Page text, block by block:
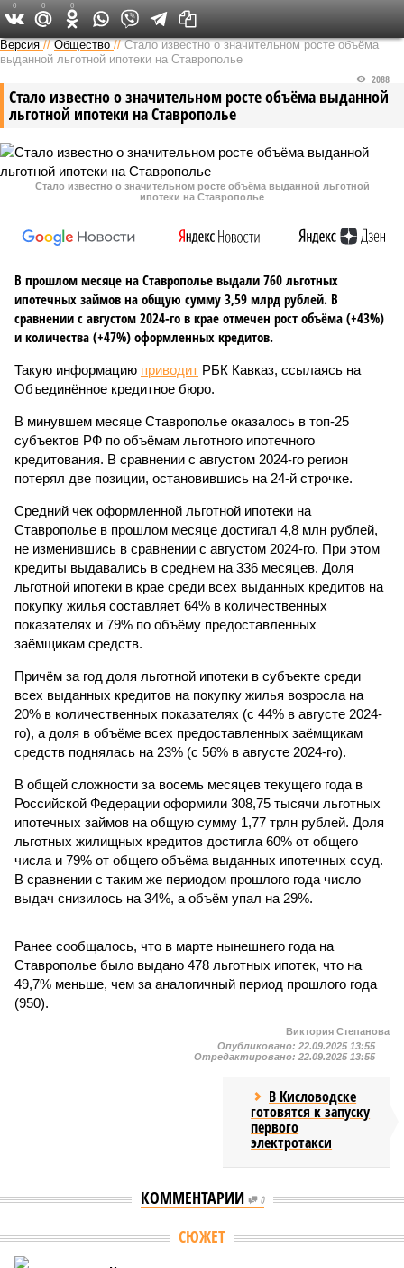
Версия на Кавказе
Версия //Общество //Стало известно о значительном росте объёма
выданной льготной ипотеки на Ставрополье
Стало известно о значительном росте объёма выданной
льготной ипотеки на Ставрополье
2088
Стало известно о значительном росте объёма выданной льготной
ипотеки на Ставрополье
В прошлом месяце на Ставрополье выдали 760 льготных
ипотечных займов на общую сумму 3,59 млрд рублей. В
сравнении с августом 2024-го в крае отмечен рост объёма (+43%)
и количества (+47%) оформленных кредитов.
Такую информацию приводит РБК Кавказ, ссылаясь на
Объединённое кредитное бюро.
В минувшем месяце Ставрополье оказалось в топ-25
субъектов РФ по объёмам льготного ипотечного
кредитования. В сравнении с августом 2024-го регион
потерял две позиции, остановившись на 24-й строчке.
Средний чек оформленной льготной ипотеки на
Ставрополье в прошлом месяце достигал 4,8 млн рублей,
не изменившись в сравнении с августом 2024-го. При этом
кредиты выдавались в среднем на 336 месяцев. Доля
льготной ипотеки в крае среди всех выданных кредитов на
покупку жилья составляет 64% в количественных
показателях и 79% по объёму предоставленных
заёмщикам средств.
Причём за год доля льготной ипотеки в субъекте среди
всех выданных кредитов на покупку жилья возросла на
20% в количественных показателях (с 44% в августе 2024-
го), а доля в объёме всех предоставленных заёмщикам
средств поднялась на 23% (с 56% в августе 2024-го).
В общей сложности за восемь месяцев текущего года в
Российской Федерации оформили 308,75 тысячи льготных
ипотечных займов на общую сумму 1,77 трлн рублей. Доля
льготных жилищных кредитов достигла 60% от общего
числа и 79% от общего объёма выданных ипотечных ссуд.
В сравнении с таким же периодом прошлого года число
выдач снизилось на 34%, а объём упал на 29%.
Ранее сообщалось, что в марте нынешнего года на
Ставрополье было выдано 478 льготных ипотек, что на
49,7% меньше, чем за аналогичный период прошлого года
(950).
0 0 0
Виктория Степанова
Опубликовано: 22.09.2025 13:55
Отредактировано: 22.09.2025 13:55
В Кисловодске
готовятся к запуску
первого
электротакси
КОММЕНТАРИИ 0
Версия //Общество //Кабардино-Балкария и Северная Осетия попали в